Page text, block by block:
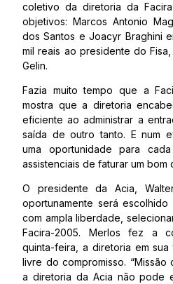
coletivo da diretoria da
objetivos: Marcos Antonio
dos Santos e Joacyr Braghini
mil reais ao presidente do
Gelin.
Fazia muito tempo que a
mostra que a diretoria
eficiente ao administrar a
saída de outro tanto. E num
uma oportunidade para
assistenciais de faturar um bom
O presidente da Acia,
oportunamente será
com ampla liberdade,
Facira-2005. Merlos fez a
quinta-feira, a diretoria em
livre do compromisso. “Missão
a diretoria da Acia não pode